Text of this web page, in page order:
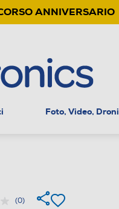
ANNIVERSARIO
Foto, Video, Droni
(0)